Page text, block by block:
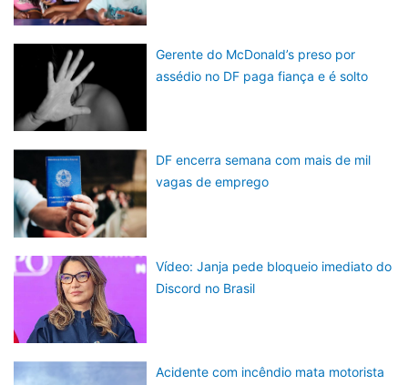
Gerente do McDonald’s preso por
assédio no DF paga fiança e é solto
DF encerra semana com mais de mil
vagas de emprego
Vídeo: Janja pede bloqueio imediato do
Discord no Brasil
Acidente com incêndio mata motorista